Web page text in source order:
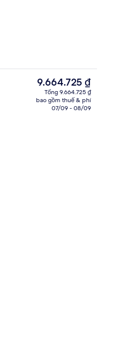
6 quầy bar/khu lounge, quầy bar
Giá
hiện
tại
9.664.725 ₫
Tổng 9.664.725 ₫
bao gồm thuế & phí
07/09 - 08/09